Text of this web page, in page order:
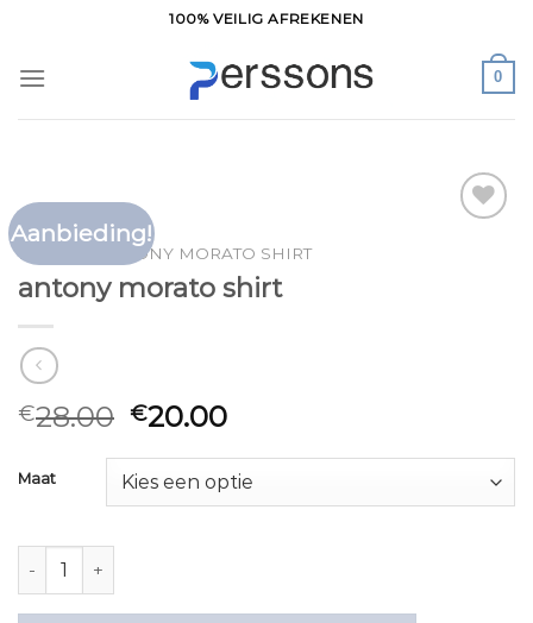
inhoud
100% VEILIG AFREKENEN
0
Aanbieding!
HOME ANTONY MORATO SHIRT
antony morato shirt
€28.00 €20.00
Maat
antony morato shirt aantal